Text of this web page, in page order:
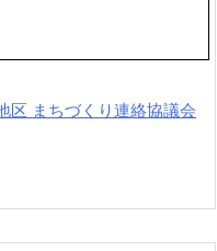
区 まちづくり連絡協議会